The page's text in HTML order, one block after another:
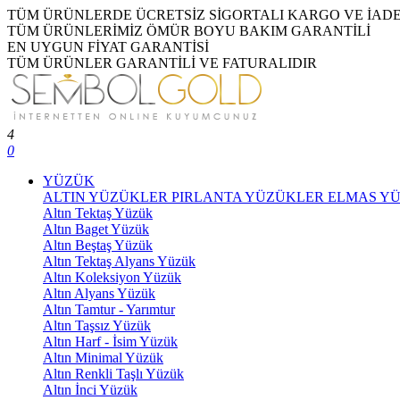
TÜM ÜRÜNLERDE ÜCRETSİZ SİGORTALI KARGO VE İADE
TÜM ÜRÜNLERİMİZ ÖMÜR BOYU BAKIM GARANTİLİ
EN UYGUN FİYAT GARANTİSİ
TÜM ÜRÜNLER GARANTİLİ VE FATURALIDIR
4
0
YÜZÜK
ALTIN YÜZÜKLER PIRLANTA YÜZÜKLER ELMAS
Altın Tektaş Yüzük
Altın Baget Yüzük
Altın Beştaş Yüzük
Altın Tektaş Alyans Yüzük
Altın Koleksiyon Yüzük
Altın Alyans Yüzük
Altın Tamtur - Yarımtur
Altın Taşsız Yüzük
Altın Harf - İsim Yüzük
Altın Minimal Yüzük
Altın Renkli Taşlı Yüzük
Altın İnci Yüzük